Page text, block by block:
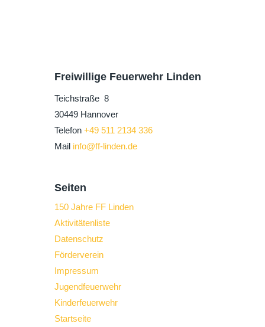
Freiwillige Feuerwehr Linden
Teichstraße 8
30449 Hannover
Telefon +49 511 2134 336
Mail info@ff-linden.de
Seiten
150 Jahre FF Linden
Aktivitätenliste
Datenschutz
Förderverein
Impressum
Jugendfeuerwehr
Kinderfeuerwehr
Startseite